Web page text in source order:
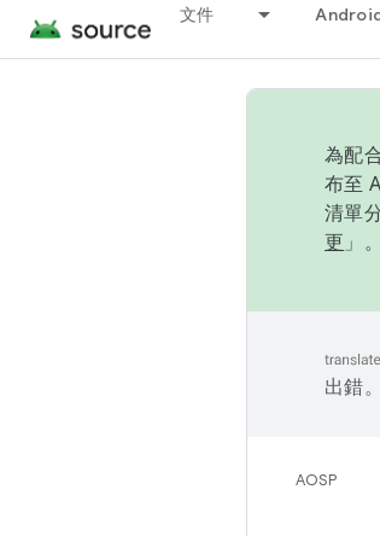
文件
為配
布至
清單
更 」。
出錯。
AOSP